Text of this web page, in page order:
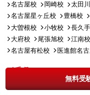
無料受
名古屋校 岡崎校 太田
名古屋星ヶ丘校
豊橋校
大曽根校
小牧校 長久
大府校
尾張旭校 江南校
名古屋有松校
医進館名
三重県
伊勢校